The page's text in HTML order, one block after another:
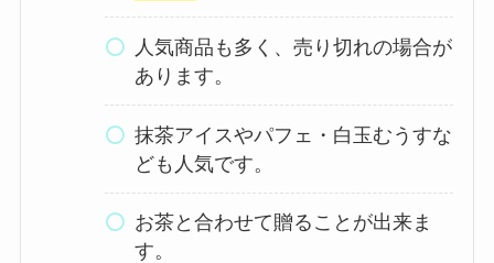
人気商品も多く、売り切れの場合が
あります。
抹茶アイスやパフェ・白玉むうすな
ども人気です。
お茶と合わせて贈ることが出来ま
す。